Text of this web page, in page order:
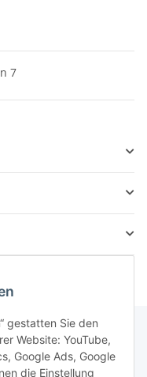
gestatten Sie den
Website: YouTube,
Google Ads, Google
die Einstellung
7